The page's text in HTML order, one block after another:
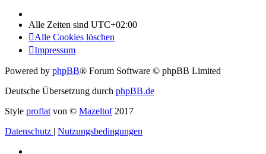
Alle Zeiten sind UTC+02:00
Alle Cookies löschen
Impressum
Powered by phpBB® Forum Software © phpBB Limited
Deutsche Übersetzung durch phpBB.de
Style proflat von © Mazeltof2017
Datenschutz | Nutzungsbedingungen